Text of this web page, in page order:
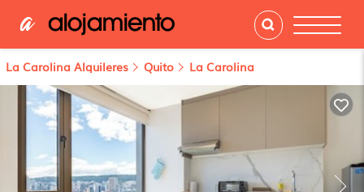
La Carolina Alquileres Quito La Carolina